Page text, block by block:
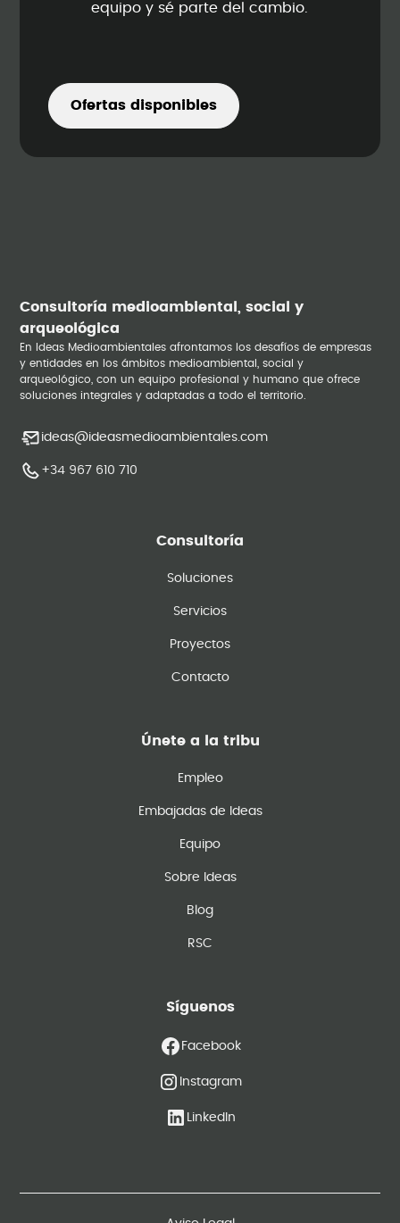
equipo y sé parte del cambio.
Ofertas disponibles
Consultoría medioambiental, social y
arqueológica
En Ideas Medioambientales afrontamos los desafíos de empresas
y entidades en los ámbitos medioambiental, social y
arqueológico, con un equipo profesional y humano que ofrece
soluciones integrales y adaptadas a todo el territorio.
ideas@ideasmedioambientales.com
+34 967 610 710
Consultoría
Soluciones
Servicios
Proyectos
Contacto
Únete a la tribu
Empleo
Embajadas de Ideas
Equipo
Sobre Ideas
Blog
RSC
Síguenos
Facebook
Instagram
LinkedIn